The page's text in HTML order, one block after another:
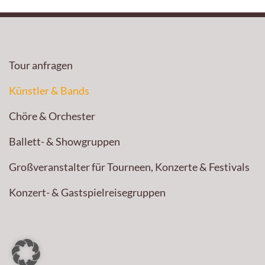
Tour anfragen
Künstler & Bands
Chöre & Orchester
Ballett- & Showgruppen
Großveranstalter für Tourneen, Konzerte & Festivals
Konzert- & Gastspielreisegruppen